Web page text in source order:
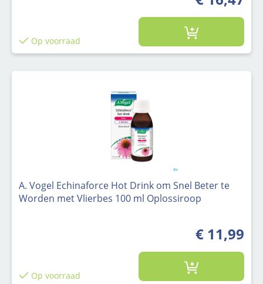
Op voorraad
A. Vogel Echinaforce Hot Drink om Snel Beter te
Worden met Vlierbes 100 ml Oplossiroop
€ 11,99
Op voorraad